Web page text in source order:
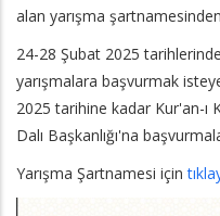
alan yarışma
24-28 Şubat 2025
yarışmalara başvurmak
2025 tarihine kadar Kur'an-ı
Dalı Başkanlığı'na
Yarışma Şartnamesi için